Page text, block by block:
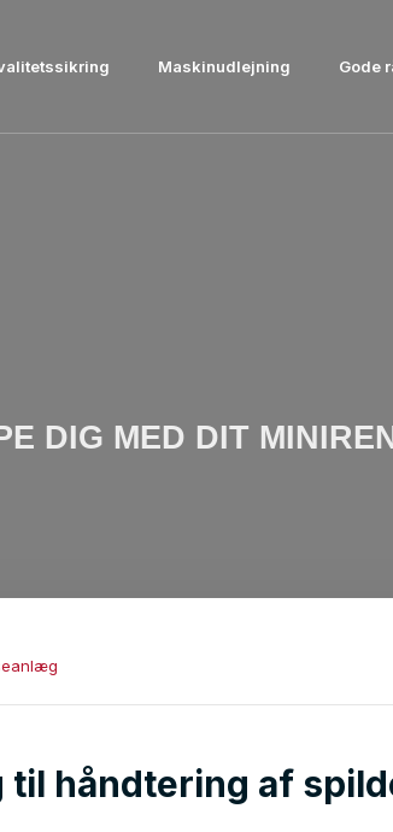
Maskinudlejning Gode
DIG MED DIT
håndtering af